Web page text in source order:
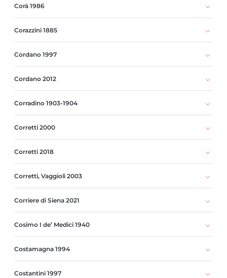
Corà 1986
Corazzini 1885
Cordano 1997
Cordano 2012
Corradino 1903-1904
Corretti 2000
Corretti 2018
Corretti, Vaggioli 2003
Corriere di Siena 2021
Cosimo I de’ Medici 1940
Costamagna 1994
Costantini 1997